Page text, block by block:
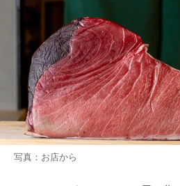
写真：お店から